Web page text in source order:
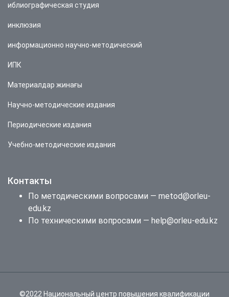
иблиографическая студия
инклюзия
информационно научно-методический
ИПК
Материалдар жинағы
Научно-методические издания
Периодические издания
Учебно-методические издания
Контакты
По методическими вопросами — metod@orleu-
edu.kz
По техническими вопросами — help@orleu-edu.kz
©2022 Национальный центр повышения квалификации